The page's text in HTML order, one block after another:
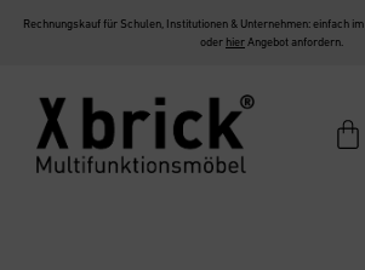
Rechnungskauf für Schulen, Institutionen & Unternehmen: einfach im
oder hier Angebot anfordern.